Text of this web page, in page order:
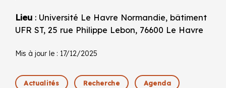
Lieu : Université Le Havre Normandie, bâtiment
UFR ST, 25 rue Philippe Lebon, 76600 Le Havre
Mis à jour le : 17/12/2025
Actualités Recherche Agenda